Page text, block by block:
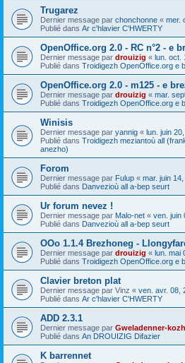
Trugarez
Dernier message par chonchonne « mer.
Publié dans Ar c'hlavier C'HWERTY
OpenOffice.org 2.0 - RC n°2 - e
Dernier message par drouizig « lun. oct.
Publié dans Troidigezh OpenOffice.org e
OpenOffice.org 2.0 - m125 - e
Dernier message par drouizig « mar.
Publié dans Troidigezh OpenOffice.org e
Winisis
Dernier message par yannig « lun. juin
Publié dans Troidigezh meziantoù all
anezho)
Forom
Dernier message par Fulup « mar. juin
Publié dans Danvezioù all a-bep seurt
Ur forum nevez !
Dernier message par Malo-net « ven. juin
Publié dans Danvezioù all a-bep seurt
OOo 1.1.4 Brezhoneg -
Dernier message par drouizig « lun. mai
Publié dans Troidigezh OpenOffice.org e
Clavier breton plat
Dernier message par Vinz « ven. avr. 08,
Publié dans Ar c'hlavier C'HWERTY
ADD 2.3.1
Dernier message par Gweladenner-kozh
Publié dans An DROUIZIG Difazier
K barrennet